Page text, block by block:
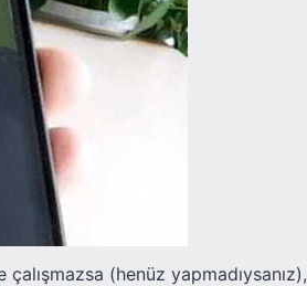
(henüz yapmadıysanız),